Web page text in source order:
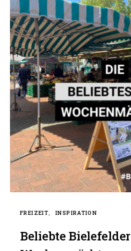
FREIZEIT INSPIRATION
Beliebte Bielefelder